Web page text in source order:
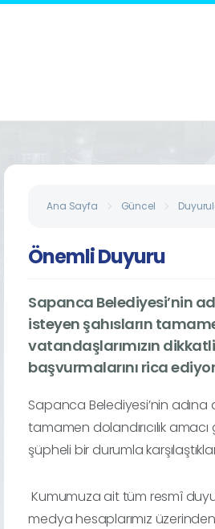
Ana Sayfa Güncel
Önemli Duyuru
Sapanca Belediyesi’nin
isteyen şahısların
vatandaşlarımızın
başvurmalarını rica
Sapanca Belediyesi’nin adına
tamamen dolandırıcılık
şüpheli bir durumla
Kumumuza ait tüm resmî
medya hesaplarımız